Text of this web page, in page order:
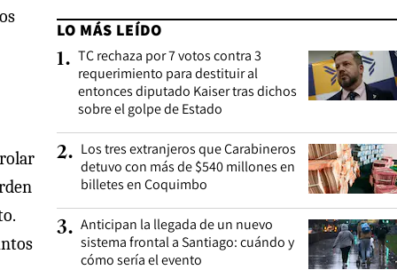
LO MÁS LEÍDO
1. TC rechaza por 7 votos contra 3
requerimiento para destituir al
entonces diputado Kaiser tras dichos
sobre el golpe de Estado
2. Los tres extranjeros que Carabineros
detuvo con más de $540 millones en
billetes en Coquimbo
3. Anticipan la llegada de un nuevo
sistema frontal a Santiago: cuándo y
cómo sería el evento